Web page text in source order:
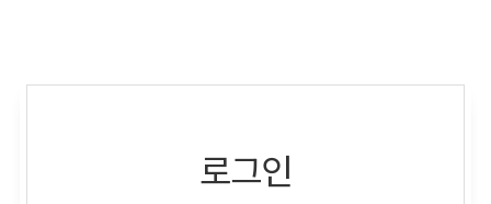
로그인